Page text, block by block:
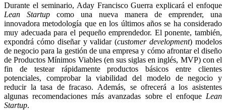
Durante el seminario, Aday Francisco Guerra explicará el enfoque
Lean Startup como una nueva manera de emprender, una
innovadora metodología que en los últimos años se ha considerado
muy adecuada para el pequeño emprendedor. El ponente, también,
expondrá cómo diseñar y validar (customer development) modelos
de negocio para la gestión de una empresa y cómo afrontar el diseño
de Productos Mínimos Viables (en sus siglas en inglés, MVP) con el
fin de testear rápidamente productos básicos entre clientes
potenciales, comprobar la viabilidad del modelo de negocio y
reducir la tasa de fracaso. Además, se ofrecerá a los asistentes
algunas recomendaciones más avanzadas sobre el enfoque Lean
Startup.